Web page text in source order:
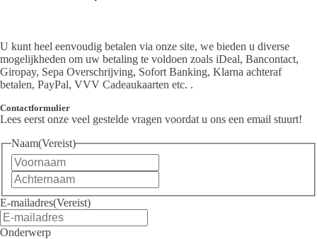
U kunt heel eenvoudig betalen via onze site, we bieden u diverse
mogelijkheden om uw betaling te voldoen zoals iDeal, Bancontact,
Giropay, Sepa Overschrijving, Sofort Banking, Klarna achteraf
betalen, PayPal, VVV Cadeaukaarten etc. .
Contactformulier
Lees eerst onze veel gestelde vragen voordat u ons een email stuurt!
Naam(Vereist)
E-mailadres(Vereist)
Onderwerp